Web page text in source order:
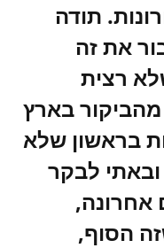
האחרונות. תודה
את זה
רצית
בארץ
בראשון שלא
לבקר
אחרונה,
הסוף,